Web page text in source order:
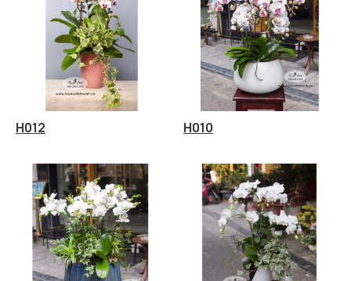
H012 H010